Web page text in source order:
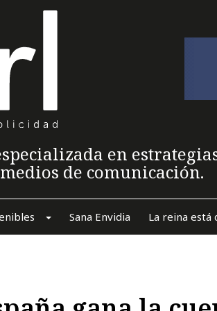
en
de comunicación.
Sana Envidia La reina está